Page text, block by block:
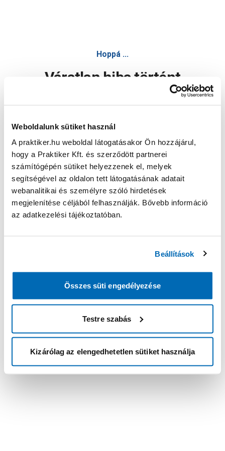
Weboldalunk sütiket használ
A praktiker.hu weboldal látogatásakor Ön hozzájárul,
hogy a Praktiker Kft. és szerződött partnerei
számítógépén sütiket helyezzenek el, melyek
segítségével az oldalon tett látogatásának adatait
webanalitikai és személyre szóló hirdetések
megjelenítése céljából felhasználják. Bővebb információ
az adatkezelési tájékoztatóban.
Beállítások
Összes süti engedélyezése
Testre szabás
Kizárólag az elengedhetetlen sütiket használja
Hoppá ...
Váratlan hiba történt
Oldal újratöltése